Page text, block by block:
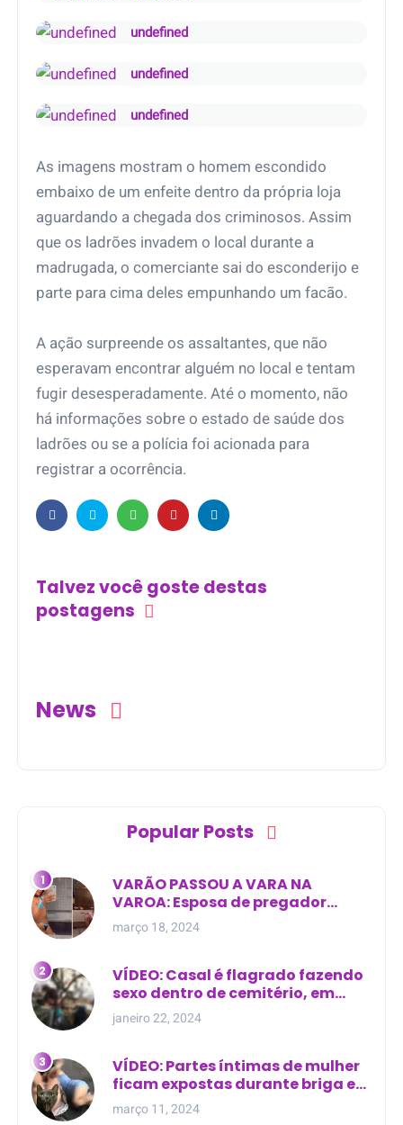
undefined
undefined
undefined
As imagens mostram o homem escondido
embaixo de um enfeite dentro da própria loja
aguardando a chegada dos criminosos. Assim
que os ladrões invadem o local durante a
madrugada, o comerciante sai do esconderijo e
parte para cima deles empunhando um facão.
A ação surpreende os assaltantes, que não
esperavam encontrar alguém no local e tentam
fugir desesperadamente. Até o momento, não
há informações sobre o estado de saúde dos
ladrões ou se a polícia foi acionada para
registrar a ocorrência.
Talvez você goste destas
postagens
News
Popular Posts
VARÃO PASSOU A VARA NA
VAROA: Esposa de pregador
evangélico descobre
relacionamento extra-conjugal
março 18, 2024
VÍDEO: Casal é flagrado fazendo
sexo dentro de cemitério, em
cima de túmulo no Maranhão
janeiro 22, 2024
VÍDEO: Partes íntimas de mulher
ficam expostas durante briga em
Manaus
março 11, 2024